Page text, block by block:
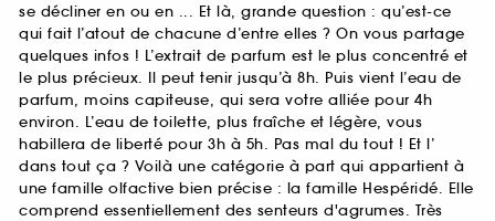
se décliner en ou en ... Et là, grande question : qu’est-ce
qui fait l’atout de chacune d’entre elles ? On vous partage
quelques infos ! L’extrait de parfum est le plus concentré et
le plus précieux. Il peut tenir jusqu’à 8h. Puis vient l’eau de
parfum, moins capiteuse, qui sera votre alliée pour 4h
environ. L’eau de toilette, plus fraîche et légère, vous
habillera de liberté pour 3h à 5h. Pas mal du tout ! Et l’
dans tout ça ? Voilà une catégorie à part qui appartient à
une famille olfactive bien précise : la famille Hespéridé. Elle
comprend essentiellement des senteurs d'agrumes. Très